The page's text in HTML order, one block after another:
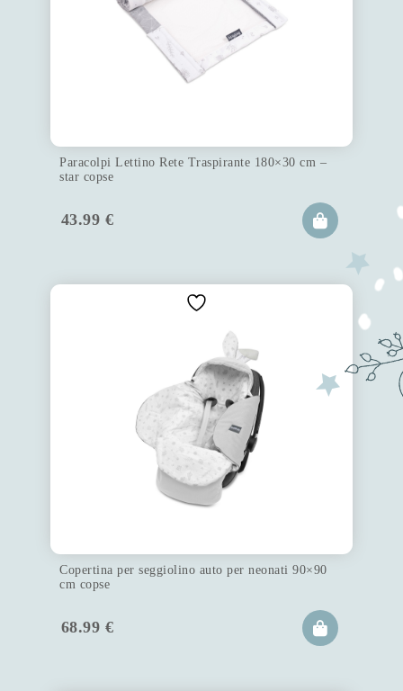
Paracolpi Lettino Rete Traspirante 180×30 cm –
star copse
43.99 €
Copertina per seggiolino auto per neonati 90×90
cm copse
68.99 €